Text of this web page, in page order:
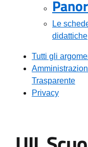
Le
didattiche
Tutti gli
Trasparente
Privacy